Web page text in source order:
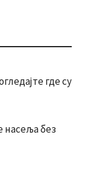
где су
насеља без